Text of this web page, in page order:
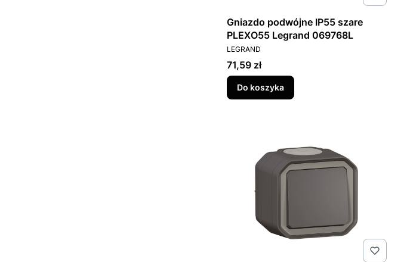
Gniazdo podwójne IP55 szare
PLEXO55 Legrand 069768L
PRODUCENT
LEGRAND
Cena
71,59 zł
Do koszyka